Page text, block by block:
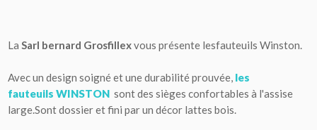
LaSarl bernard Grosfillexvous présente lesfauteuils Winston.
Avec un design soigné et une durabilité prouvée, les
fauteuils WINSTON sont des sièges confortables à l'assise
large.Sont dossier et fini par un décor lattes bois.